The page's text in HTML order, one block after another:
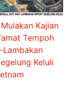
Kajian
Tempoh
Keluli